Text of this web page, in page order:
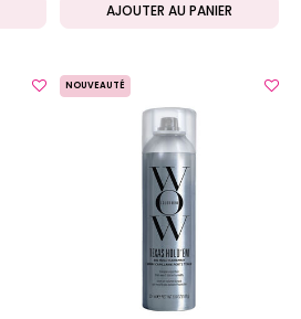
AJOUTER AU PANIER
NOUVEAUTÉ